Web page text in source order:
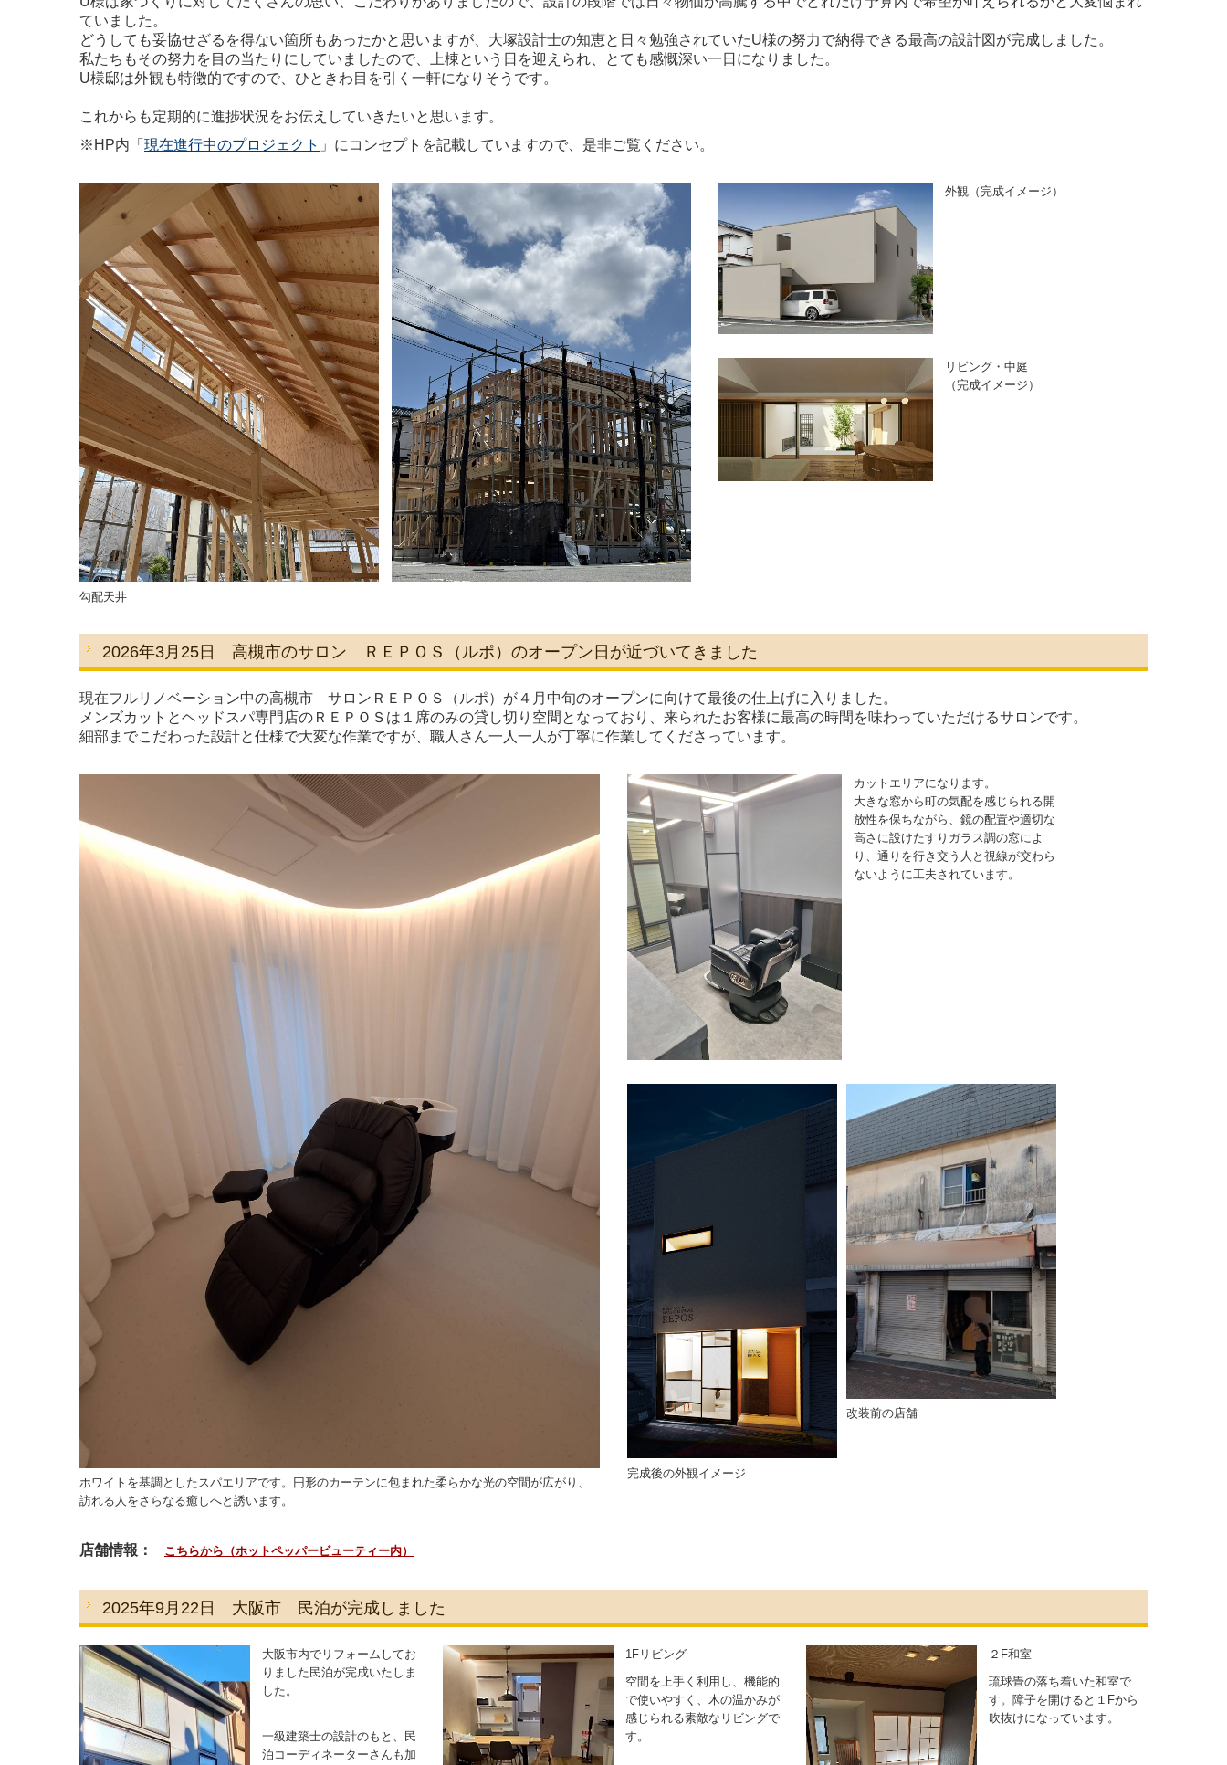
ていました。
どうしても妥協せざるを得ない箇所もあったかと思いますが、大塚設計士の知恵と日々勉強されていたU様の努力で納得できる最高の設計図が完成しました。
私たちもその努力を目の当たりにしていましたので、上棟という日を迎えられ、とても感慨深い一日になりました。
U様邸は外観も特徴的ですので、ひときわ目を引く一軒になりそうです。
これからも定期的に進捗状況をお伝えしていきたいと思います。
※HP内「 現在進行中のプロジェクト 」にコンセプトを記載していますので、是非ご覧ください。
勾配天井
外観（完成イメージ）
リビング・中庭
（完成イメージ）
2026年3月25日 高槻市のサロン ＲＥＰＯＳ（ルポ）のオープン日が近づいてきました
現在フルリノベーション中の高槻市 サロンＲＥＰＯＳ（ルポ）が４月中旬のオープンに向けて最後の仕上げに入りました。
メンズカットとヘッドスパ専門店のＲＥＰＯＳは１席のみの貸し切り空間となっており、来られたお客様に最高の時間を味わっていただけるサロンです。
細部までこだわった設計と仕様で大変な作業ですが、職人さん一人一人が丁寧に作業してくださっています。
ホワイトを基調としたスパエリアです。円形のカーテンに包まれた柔らかな光の空間が広がり、
訪れる人をさらなる癒しへと誘います。
カットエリアになります。
大きな窓から町の気配を感じられる開
放性を保ちながら、鏡の配置や適切な
高さに設けたすりガラス調の窓によ
り、通りを行き交う人と視線が交わら
ないように工夫されています。
完成後の外観イメージ
改装前の店舗
店舗情報： こちらから（ホットペッパービューティー内）
2025年9月22日 大阪市 民泊が完成しました
大阪市内でリフォームしてお
りました民泊が完成いたしま
した。
一級建築士の設計のもと、民
泊コーディネーターさんも加
1Fリビング
空間を上手く利用し、機能的
で使いやすく、木の温かみが
感じられる素敵なリビングで
す。
２F和室
琉球畳の落ち着いた和室で
す。障子を開けると１Fから
吹抜けになっています。